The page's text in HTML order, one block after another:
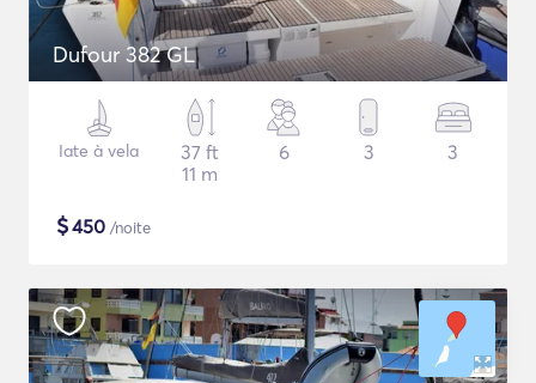
Dufour 382 GL
Iate à vela
37 ft
11 m
6 3 3
$450 /noite